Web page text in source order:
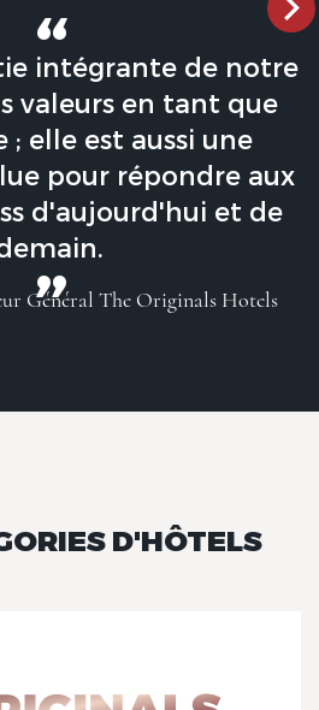
intégrante de notre
valeurs en tant que
; elle est aussi une
pour répondre aux
d'aujourd'hui et de
Général The Originals Hotels
D'HÔTELS